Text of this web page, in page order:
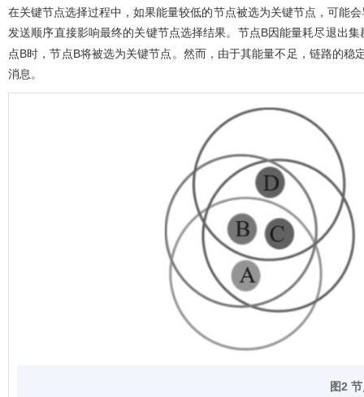
在关键节点选择过程中，如果能量较低的节点被选为关键节点，可能
发送顺序直接影响最终的关键节点选择结果。节点B因能量耗尽退出集
点B时，节点B将被选为关键节点。然而，由于其能量不足，链路的
消息。
图2